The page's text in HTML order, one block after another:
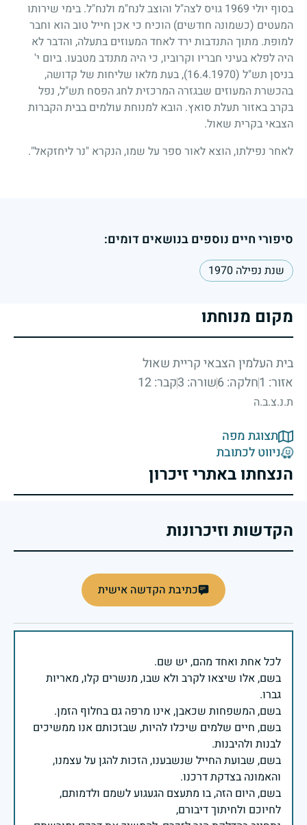
בסוף יולי 1969 גויס לצה"ל והוצב לנח"מ ולנח"ל. בימי שירותו
המעטים (כשמונה חודשים) הוכיח כי אכן חייל טוב הוא וחבר
למופת. מתוך התנדבות ירד לאחד המעוזים בתעלה, והדבר לא
היה לפלא בעיני חבריו וקרוביו, כי היה מתנדב מטבעו. ביום י'
בניסן תש"ל (16.4.1970)
, בעת מלאו שליחות של קדושה,
בהכשרת המעוזים שבגזרה המרכזית לחג הפסח תש"ל, נפל
בקרב באזור תעלת סואץ. הובא למנוחת עולמים בבית הקברות
הצבאי בקרית שאול.
לאחר נפילתו, הוצא לאור ספר על שמו, הנקרא "נר ליחזקאל".
סיפורי חיים נוספים בנושאים דומים:
שנת נפילה 1970
מקום מנוחתו
בית העלמין הצבאי קריית שאול
אזור: 1
חלקה: 6 שורה: 3 קבר: 12
ת.נ.צ.ב.ה
תצוגת מפה
ניווט לכתובת
הנצחתו באתרי זיכרון
הקדשות וזיכרונות
כתיבת הקדשה אישית
בשם, אלו שיצאו לקרב ולא שבו, מנשרים קלו, מאריות
בשם, חיים שלמים שיכלו להיות, שבזכותם אנו ממשיכים
בשם, שבועת החייל שנשבענו, הזכות להגן על עצמנו,
בשם, היום הזה, בו מתעצם הגעגוע לשמם ולדמותם,